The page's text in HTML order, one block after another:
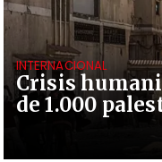
Crisis
de 1.000
INTERNACIONAL